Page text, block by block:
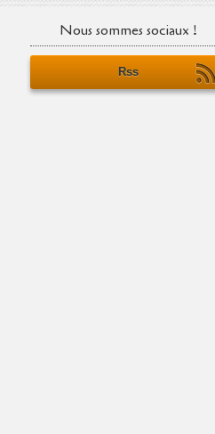
Nous sommes sociaux !
Rss